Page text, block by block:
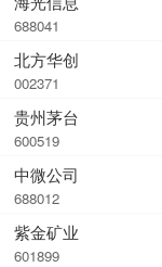
688041
北方华创
002371
贵州茅台
600519
中微公司
688012
紫金矿业
601899